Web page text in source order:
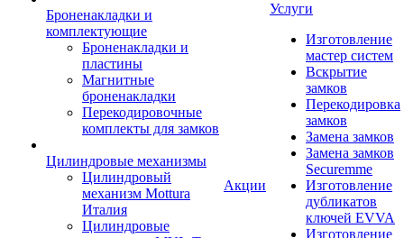
Броненакладки и
комплектующие
Броненакладки и
пластины
Магнитные
броненакладки
Перекодировочные
комплекты для замков
Цилиндровые механизмы
Цилиндровый
механизм Mottura
Италия
Цилиндровые
Акции
Услуги
Изготовление
мастер систем
Вскрытие
замков
Перекодировка
замков
Замена замков
Замена замков
Securemme
Изготовление
дубликатов
ключей EVVA
Изготовление